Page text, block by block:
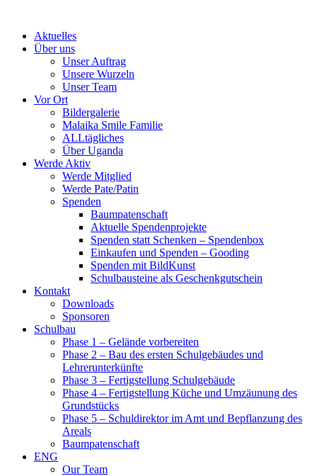
contentAktuelles
Über uns
Unser Auftrag
Unsere Wurzeln
Unser Team
Vor Ort
Bildergalerie
Malaika Smile Familie
ALLtägliches
Über Uganda
Werde Aktiv
Werde Mitglied
Werde Pate/Patin
Spenden
Baumpatenschaft
Aktuelle Spendenprojekte
Spenden statt Schenken – Spendenbox
Einkaufen und Spenden – Gooding
Spenden mit BildKunst
Schulbausteine als Geschenkgutschein
Kontakt
Downloads
Sponsoren
Schulbau
Phase 1 – Gelände vorbereiten
Phase 2 – Bau des ersten Schulgebäudes und
Lehrerunterkünfte
Phase 3 – Fertigstellung Schulgebäude
Phase 4 – Fertigstellung Küche und Umzäunung des
Grundstücks
Phase 5 – Schuldirektor im Amt und Bepflanzung des
Areals
Baumpatenschaft
ENG
Our Team